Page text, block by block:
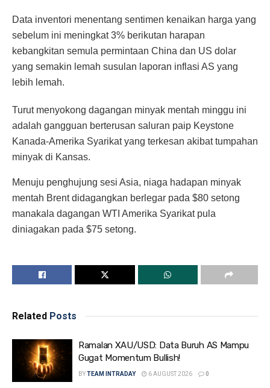
Data inventori menentang sentimen kenaikan harga yang
sebelum ini meningkat 3% berikutan harapan
kebangkitan semula permintaan China dan US dolar
yang semakin lemah susulan laporan inflasi AS yang
lebih lemah.
Turut menyokong dagangan minyak mentah minggu ini
adalah gangguan berterusan saluran paip Keystone
Kanada-Amerika Syarikat yang terkesan akibat tumpahan
minyak di Kansas.
Menuju penghujung sesi Asia, niaga hadapan minyak
mentah Brent didagangkan berlegar pada $80 setong
manakala dagangan WTI Amerika Syarikat pula
diniagakan pada $75 setong.
Related Posts
Ramalan XAU/USD: Data Buruh AS Mampu
Gugat Momentum Bullish!
BYTEAM INTRADAY 6 AUGUST 2026 0